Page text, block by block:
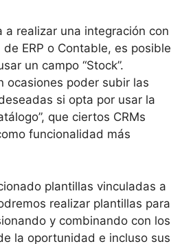
a realizar una integración con
ERP o Contable, es posible
un campo “Stock”.
ocasiones poder subir las
si opta por usar la
que ciertos CRMs
funcionalidad más
plantillas vinculadas a
realizar plantillas para
y combinando con los
la oportunidad e incluso sus